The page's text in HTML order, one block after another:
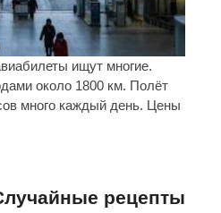
ищут многие.
около 1800 км. Полёт
много каждый день. Цены
рецепты